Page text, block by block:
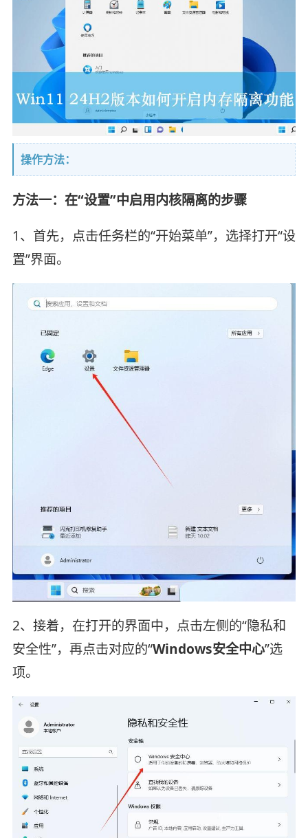
操作方法：
方法一：在“设置”中启用内核隔离的步骤
1、首先，点击任务栏的“开始菜单”，选择打开“设
置”界面。
2、接着，在打开的界面中，点击左侧的“隐私和
安全性”，再点击对应的“Windows安全中心”选
项。